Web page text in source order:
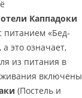
отели Каппадоки
питанием «Бед-
это означает,
из питания в
включены
(Постель и